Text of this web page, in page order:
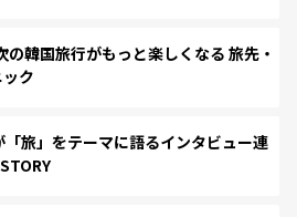
韓国旅行がもっと楽しくなる 旅先・
ク
旅」をテーマに語るインタビュー連